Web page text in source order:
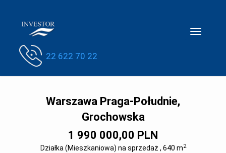
Toggle
22 622 70 22
Warszawa Praga-Południe,
Grochowska
1 990 000,00 PLN
Działka (Mieszkaniowa) na sprzedaż , 640 m2